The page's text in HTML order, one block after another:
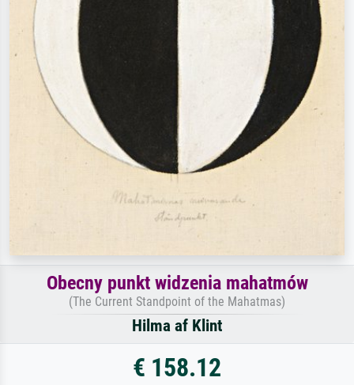
Obecny punkt widzenia mahatmów
(The Current Standpoint of the Mahatmas)
Hilma af Klint
€ 158.12